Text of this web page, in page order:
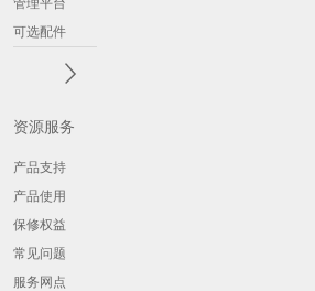
可选配件
资源服务
产品支持
产品使用
保修权益
常见问题
服务网点